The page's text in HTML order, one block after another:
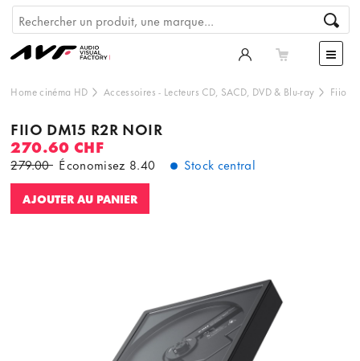
Home cinéma HD Accessoires - Lecteurs CD, SACD, DVD & Blu-ray Fiio
FIIO DM15 R2R NOIR
270.60 CHF
279.00 Économisez 8.40 Stock central
AJOUTER AU PANIER